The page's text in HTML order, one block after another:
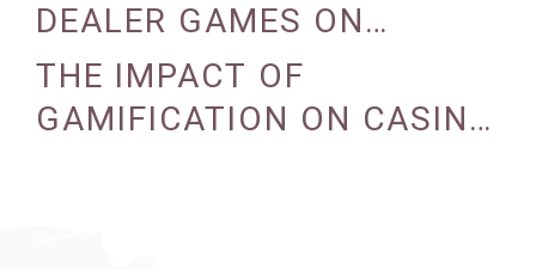
DEALER GAMES ON
CASINO EXPERIENCE
THE IMPACT OF
GAMIFICATION ON CASINO